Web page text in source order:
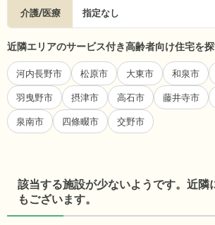
介護/医療 指定なし
近隣エリアのサービス付き高齢者向け住宅を
河内長野市 松原市 大東市 和泉市
羽曳野市 摂津市 高石市 藤井寺市
泉南市 四條畷市 交野市
該当する施設が少ないようです。近隣
もございます。